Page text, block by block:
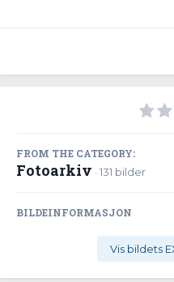
FROM THE CATEGORY:
Fotoarkiv · 131 bilder
BILDEINFORMASJON
Vis bildets